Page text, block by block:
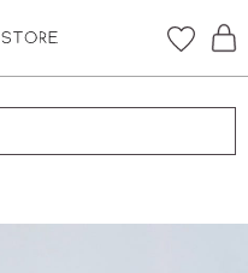
新規会員登録